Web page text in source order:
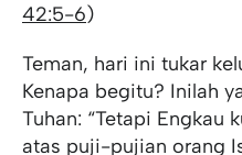
42:5-6)
Teman, hari ini tukar
Kenapa begitu? Inilah
Tuhan: “Tetapi Engkau
atas puji-pujian orang